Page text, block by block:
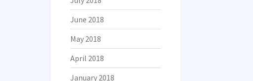
June 2018
May 2018
April 2018
January 2018